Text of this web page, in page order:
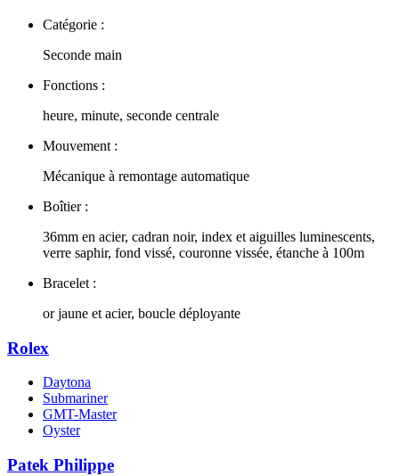
Catégorie :
Seconde main
Fonctions :
heure, minute, seconde centrale
Mouvement :
Mécanique à remontage automatique
Boîtier :
36mm en acier, cadran noir, index et aiguilles luminescents,
verre saphir, fond vissé, couronne vissée, étanche à 100m
Bracelet :
or jaune et acier, boucle déployante
Rolex
Daytona
Submariner
GMT-Master
Oyster
Patek Philippe